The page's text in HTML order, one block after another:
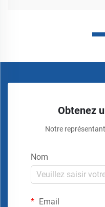
Obtenez
Notre
Nom
Email